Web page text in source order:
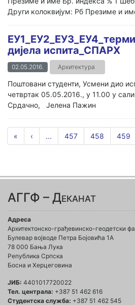
Други колоквијум: Рб Презиме и
дијела испита_СПАРХ
02.05.2016. Архитектура
Поштовани студенти, Усмени дио
четвртак 05.05.2016., у 11.00 у
Срдачно, Јелена Пажин
« ‹ ... 457 458 459
АГГФ – Деканат
Адреса
Архитектонско-грађевинско-геодетски
Булевар војводе Петра Бојовића 1A
78 000 Бања Лука
Република Српска
Босна и Херцеговина
ЈИБ: 4401017720022
Тел. централа: +387 51 462 616
Студентска служба: +387 51 462 545